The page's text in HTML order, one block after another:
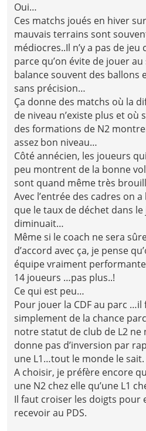
Oui…
Ces matchs joués en hiver
mauvais terrains sont
médiocres..Il n’y a pas de
parce qu’on évite de jouer
balance souvent des ballons
sans précision…
Ça donne des matchs où la
de niveau n’existe plus et où
des formations de N2
assez bon niveau…
Côté annécien, les joueurs
peu montrent de la bonne
sont quand même très
Avec l’entrée des cadres on a
que le taux de déchet dans le
diminuait…
Même si le coach ne sera
d’accord avec ça, je pense
équipe vraiment performante
14 joueurs …pas plus..!
Ce qui est peu…
Pour jouer la CDF au parc …il
simplement de la chance
notre statut de club de L2 ne
donne pas d’inversion par
une L1…tout le monde le sait.
A choisir, je préfère encore
une N2 chez elle qu’une L1
Il faut croiser les doigts pour
recevoir au PDS.